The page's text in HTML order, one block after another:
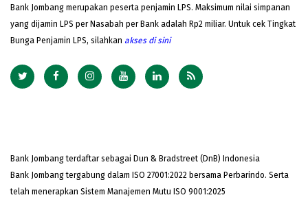
Bank Jombang merupakan peserta penjamin LPS. Maksimum nilai simpanan
yang dijamin LPS per Nasabah per Bank adalah Rp2 miliar. Untuk cek Tingkat
Bunga Penjamin LPS, silahkan akses di sini
Bank Jombang terdaftar sebagai Dun & Bradstreet (DnB) Indonesia
Bank Jombang tergabung dalam ISO 27001:2022 bersama Perbarindo. Serta
telah menerapkan Sistem Manajemen Mutu ISO 9001:2025